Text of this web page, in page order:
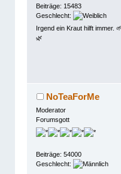
Beiträge: 15483
Geschlecht:
Irgend ein Kraut hilft immer.
🌿
NoTeaForMe
Moderator
Forumsgott
Beiträge: 54000
Geschlecht: